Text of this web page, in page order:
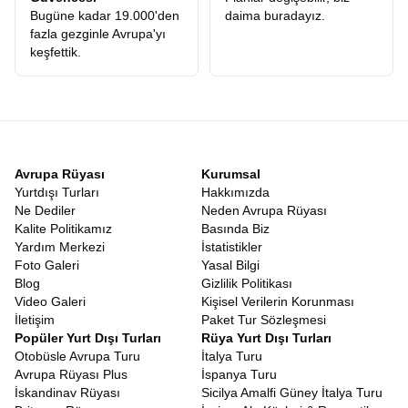
rotamızın en güzel yanı, Türk vatandaşları için büyük kolaylık
sağlayanVizesiz Balkan Turu
niteliği taşıyan ülkeleri
kapsamasıdır. Makedonya, Arnavutluk, Karadağ, Bosna Hersek
ve Sırbistan gibi ülkeler, Türk pasaportuna vize uygulamayan dost
topraklardır. Pasaportunuzu cebinize koyup sanki şehir
Erken Rezervasyon Balkan Turu Fiyatları
Seyahat sektöründeki en büyük sorunlardan biri, ilk bakışta
görünen fiyat ile turun sonunda harcanan toplam tutar arasındaki
uçurumdur. Biz,
Balkan Turu Fiyatları
konusunda şeffaflığı ilke
edindik. Web sitemizde gördüğünüz rakam, turun ana iskeletini
oluşturur ve gizli maliyet sürprizleriyle karşılaşmazsınız. Tüm
ekstra turların fiyata dahil olması, diğer firmaların ekstra adı
altında topladığı yüzlerce Euro’nun cebinizde kalması demektir.
Fiyat-performans analizi yapıldığında, sunduğumuz hizmetin
kalitesi ve kapsamı, ödediğiniz her kuruşun karşılığını fazlasıyla
verdiğimizi gösterecektir.
Erken rezervasyon Balkan turu
avantajlarını fırsata çevirebilirsiniz.
Adımızdaki rüya kelimesi tesadüf değildir. Katılımcılarımız için
hazırladığımız Balkan Rüyası Tur
konsepti, sadece turistik
Bugüne kadar 19.000'den
fazla gezginle Avrupa'yı
keşfettik.
daima buradayız.
Avrupa Rüyası
Yurtdışı Turları
Ne Dediler
Kalite Politikamız
Yardım Merkezi
Foto Galeri
Blog
Video Galeri
İletişim
Kurumsal
Hakkımızda
Neden Avrupa Rüyası
Basında Biz
İstatistikler
Yasal Bilgi
Gizlilik Politikası
Kişisel Verilerin Korunması
Paket Tur Sözleşmesi
Popüler Yurt Dışı Turları
Otobüsle Avrupa Turu
Avrupa Rüyası Plus
İskandinav Rüyası
Rüya Yurt Dışı Turları
İtalya Turu
İspanya Turu
Sicilya Amalfi Güney İtalya Turu